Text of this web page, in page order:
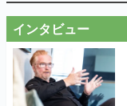
インタビュー